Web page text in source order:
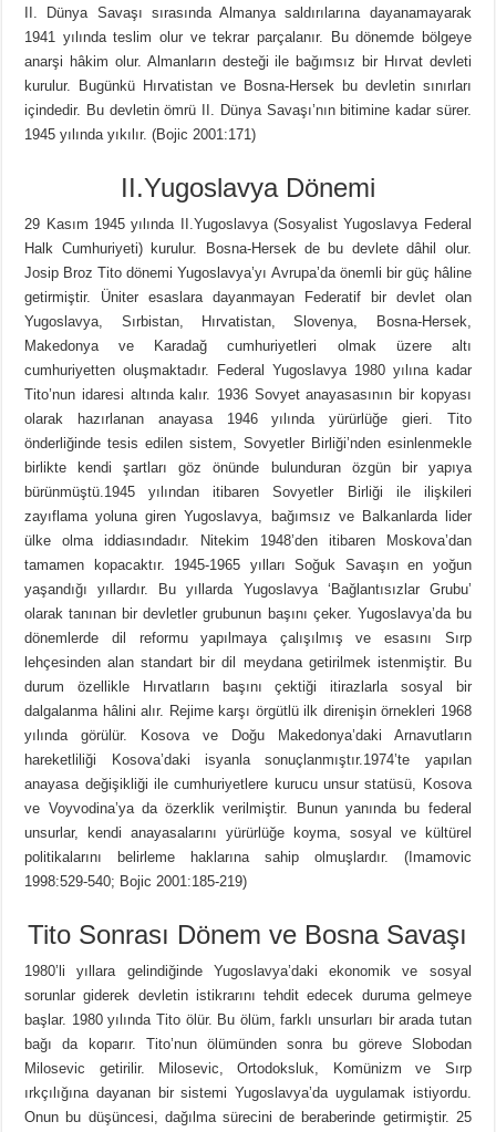
II. Dünya Savaşı sırasında Almanya saldırılarına dayanamayarak
1941 yılında teslim olur ve tekrar parçalanır. Bu dönemde bölgeye
anarşi hâkim olur. Almanların desteği ile bağımsız bir Hırvat devleti
kurulur. Bugünkü Hırvatistan ve Bosna-Hersek bu devletin sınırları
içindedir. Bu devletin ömrü II. Dünya Savaşı’nın bitimine kadar sürer.
1945 yılında yıkılır. (Bojic 2001:171)
II.Yugoslavya Dönemi
29 Kasım 1945 yılında II.Yugoslavya (Sosyalist Yugoslavya Federal
Halk Cumhuriyeti) kurulur. Bosna-Hersek de bu devlete dâhil olur.
Josip Broz Tito dönemi Yugoslavya’yı Avrupa’da önemli bir güç hâline
getirmiştir. Üniter esaslara dayanmayan Federatif bir devlet olan
Yugoslavya, Sırbistan, Hırvatistan, Slovenya, Bosna-Hersek,
Makedonya ve Karadağ cumhuriyetleri olmak üzere altı
cumhuriyetten oluşmaktadır. Federal Yugoslavya 1980 yılına kadar
Tito’nun idaresi altında kalır. 1936 Sovyet anayasasının bir kopyası
olarak hazırlanan anayasa 1946 yılında yürürlüğe gieri. Tito
önderliğinde tesis edilen sistem, Sovyetler Birliği’nden esinlenmekle
birlikte kendi şartları göz önünde bulunduran özgün bir yapıya
bürünmüştü.1945 yılından itibaren Sovyetler Birliği ile ilişkileri
zayıflama yoluna giren Yugoslavya, bağımsız ve Balkanlarda lider
ülke olma iddiasındadır. Nitekim 1948’den itibaren Moskova’dan
tamamen kopacaktır. 1945-1965 yılları Soğuk Savaşın en yoğun
yaşandığı yıllardır. Bu yıllarda Yugoslavya ‘Bağlantısızlar Grubu’
olarak tanınan bir devletler grubunun başını çeker. Yugoslavya’da bu
dönemlerde dil reformu yapılmaya çalışılmış ve esasını Sırp
lehçesinden alan standart bir dil meydana getirilmek istenmiştir. Bu
durum özellikle Hırvatların başını çektiği itirazlarla sosyal bir
dalgalanma hâlini alır. Rejime karşı örgütlü ilk direnişin örnekleri 1968
yılında görülür. Kosova ve Doğu Makedonya’daki Arnavutların
hareketliliği Kosova’daki isyanla sonuçlanmıştır.1974’te yapılan
anayasa değişikliği ile cumhuriyetlere kurucu unsur statüsü, Kosova
ve Voyvodina’ya da özerklik verilmiştir. Bunun yanında bu federal
unsurlar, kendi anayasalarını yürürlüğe koyma, sosyal ve kültürel
politikalarını belirleme haklarına sahip olmuşlardır. (Imamovic
1998:529-540; Bojic 2001:185-219)
Tito Sonrası Dönem ve Bosna Savaşı
1980’li yıllara gelindiğinde Yugoslavya’daki ekonomik ve sosyal
sorunlar giderek devletin istikrarını tehdit edecek duruma gelmeye
başlar. 1980 yılında Tito ölür. Bu ölüm, farklı unsurları bir arada tutan
bağı da koparır. Tito’nun ölümünden sonra bu göreve Slobodan
Milosevic getirilir. Milosevic, Ortodoksluk, Komünizm ve Sırp
ırkçılığına dayanan bir sistemi Yugoslavya’da uygulamak istiyordu.
Onun bu düşüncesi, dağılma sürecini de beraberinde getirmiştir. 25